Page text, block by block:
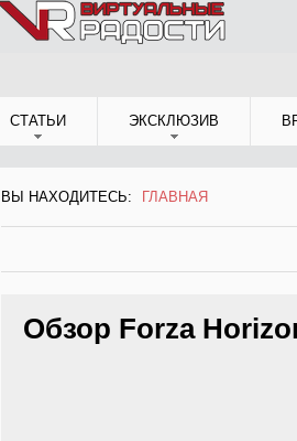
СТАТЬИ ЭКСКЛЮЗИВ
ВЫ НАХОДИТЕСЬ:
ВЫ НАХОДИТЕСЬ
ГЛАВНАЯ
Обзор Forza